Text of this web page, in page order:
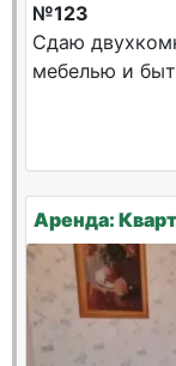
№123
Сдаю
мебелью и
Аренда: